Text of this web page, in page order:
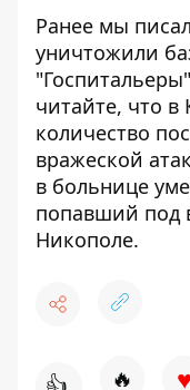
Ранее мы
уничтожили
читайте, что в
количество
вражеской
в больнице
попавший под
Никополе.
🔥 ♥